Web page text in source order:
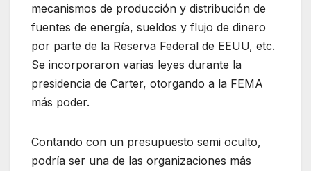
mecanismos de producción y distribución de
fuentes de energía, sueldos y flujo de dinero
por parte de la Reserva Federal de EEUU, etc.
Se incorporaron varias leyes durante la
presidencia de Carter, otorgando a la FEMA
más poder.
Contando con un presupuesto semi oculto,
podría ser una de las organizaciones más